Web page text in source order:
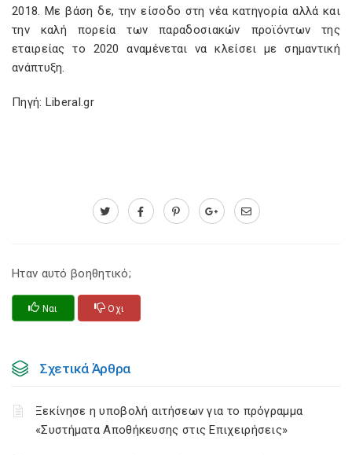
2018. Με βάση δε, την είσοδο στη νέα κατηγορία αλλά και
την καλή πορεία των παραδοσιακών προϊόντων της
εταιρείας το 2020 αναμένεται να κλείσει με σημαντική
ανάπτυξη.
Πηγή: Liberal.gr
Ηταν αυτό βοηθητικό;
Ναι Οχι
Σχετικά Άρθρα
Ξεκίνησε η υποβολή αιτήσεων για το πρόγραμμα
«Συστήματα Αποθήκευσης στις Επιχειρήσεις»